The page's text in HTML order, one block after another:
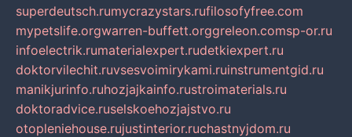
superdeutsch.rumycrazystars.rufilosofyfree.com
mypetslife.orgwarren-buffett.orggreleon.comsp-or.ru
infoelectrik.rumaterialexpert.rudetkiexpert.ru
doktorvilechit.ruvsesvoimirykami.ruinstrumentgid.ru
manikjurinfo.ruhozjajkainfo.rustroimaterials.ru
doktoradvice.ruselskoehozjajstvo.ru
otopleniehouse.rujustinterior.ruchastnyjdom.ru